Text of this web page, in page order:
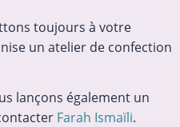
toujours à votre
un atelier de confection
lançons également un
Farah Ismaïli.